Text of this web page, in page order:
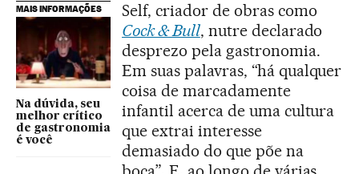
MAIS INFORMAÇÕES
Na dúvida, seu
melhor crítico
de gastronomia
é você
Self, criador de obras como
Cock & Bull, nutre declarado
desprezo pela gastronomia.
Em suas palavras, “há qualquer
coisa de marcadamente
infantil acerca de uma cultura
que extrai interesse
demasiado do que põe na